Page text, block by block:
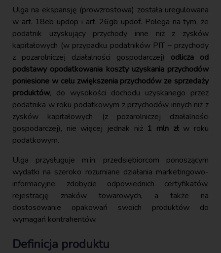
Ulga na ekspansję (prowzrostowa) została uregulowana
w art. 18eb updop i art. 26gb updof. Polega na tym, że
podatnik uzyskujący przychody inne niż z zysków
kapitałowych (w przypadku podatników PIT – przychody
z pozarolniczej działalności gospodarczej) odlicza od
podstawy opodatkowania koszty uzyskania przychodów
poniesione w celu zwiększenia przychodów ze sprzedaży
produktów, do wysokości dochodu uzyskanego przez
podatnika w roku podatkowym z przychodów innych niż z
zysków kapitałowych (z pozarolniczej działalności
gospodarczej), nie więcej jednak niż 1 mln złw roku
podatkowym.
Ulga przysługuje m.in. przedsiębiorcom ponoszącym
wydatki na szeroko rozumiane działania marketingowo-
informacyjne, zdobycie odpowiednich certyfikatów,
rejestrację znaków towarowych, a także na
dostosowanie opakowań swoich produktów do
wymagań kontrahentów.
Definicja produktu